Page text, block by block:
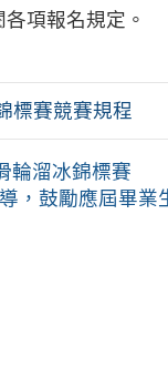
項報名規定。
標賽競賽規程
輪溜冰錦標賽
，鼓勵應屆畢業